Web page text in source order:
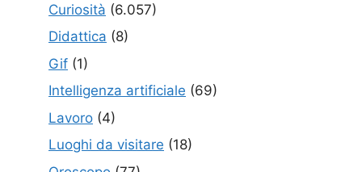
Curiosità (6.057)
Didattica (8)
Gif (1)
Intelligenza artificiale (69)
Lavoro (4)
Luoghi da visitare (18)